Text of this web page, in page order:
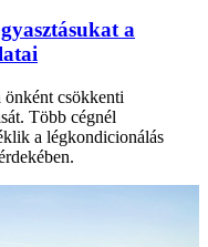
a
csökkenti
Több cégnél
a légkondicionálás